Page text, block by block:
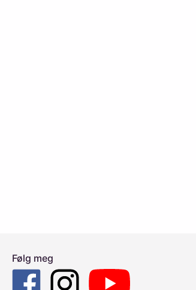
Følg meg